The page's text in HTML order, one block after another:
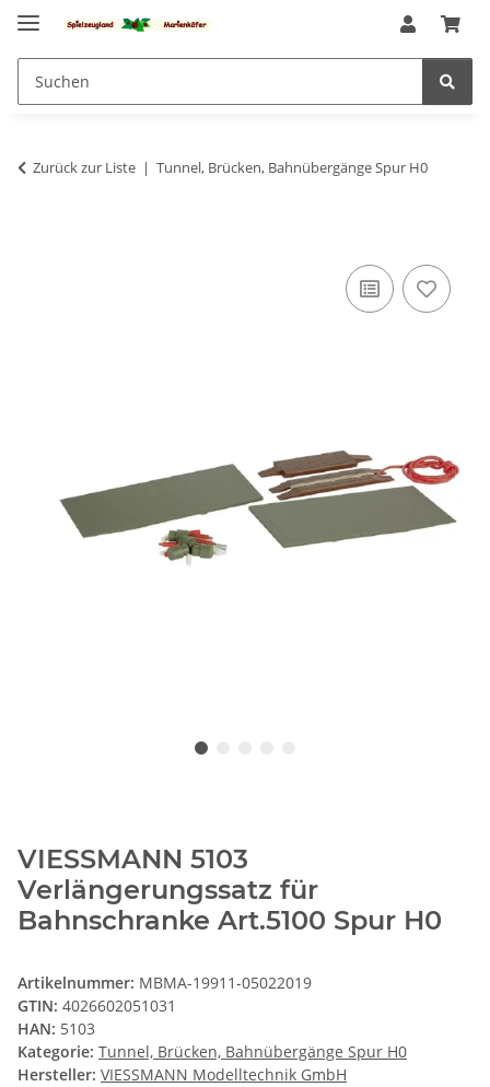
Zurück zur Liste Tunnel, Brücken, Bahnübergänge Spur H0
VIESSMANN 5103
Verlängerungssatz für
Bahnschranke Art.5100 Spur H0
Artikelnummer: MBMA-19911-05022019
GTIN: 4026602051031
HAN: 5103
Kategorie: Tunnel, Brücken, Bahnübergänge Spur H0
Hersteller: VIESSMANN Modelltechnik GmbH